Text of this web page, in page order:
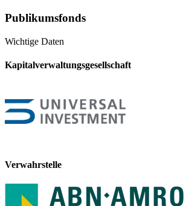
Publikumsfonds
Wichtige Daten
Kapitalverwaltungsgesellschaft
Verwahrstelle